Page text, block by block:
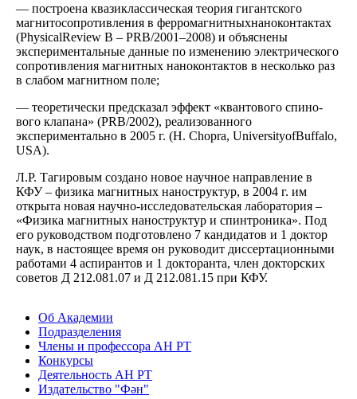
— построена квазиклассическая теория гигантского
магни­тосопротивления в ферромагнитныхнаноконтактах
(PhysicalReview B – PRB/2001–2008) и объяснены
экспериментальные данные по изменению электрического
сопротивления магнитных наноконтактов в несколько раз
в слабом магнитном поле;
— теоретически предсказал эффект «квантового спино­
вого клапана» (PRB/2002), реализованного
экспериментально в 2005 г. (H. Chopra, UniversityofBuffalo,
USA).
Л.Р. Тагировым создано новое научное направление в
КФУ – физика магнитных наноструктур, в 2004 г. им
открыта новая научно-исследовательская лаборатория –
«Физика магнитных наноструктур и спинтроника». Под
его руководством подго­товлено 7 кандидатов и 1 доктор
наук, в настоящее время он руководит диссертационными
работами 4 аспирантов и 1 докторанта, член докторских
советов Д 212.081.07 и Д 212.081.15 при КФУ.
Об Академии
Подразделения
Члены и профессора АН РТ
Конкурсы
Деятельность АН РТ
Издательство "Фән"